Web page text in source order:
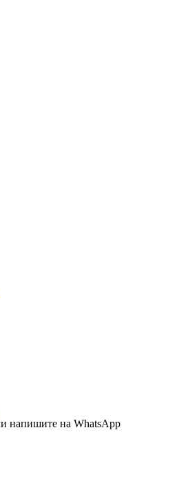
напишите на WhatsApp